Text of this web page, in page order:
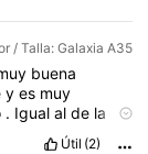
/ Talla: Galaxia A35
buena
yes muy
. Igualalde la
requisitos
Útil (2)